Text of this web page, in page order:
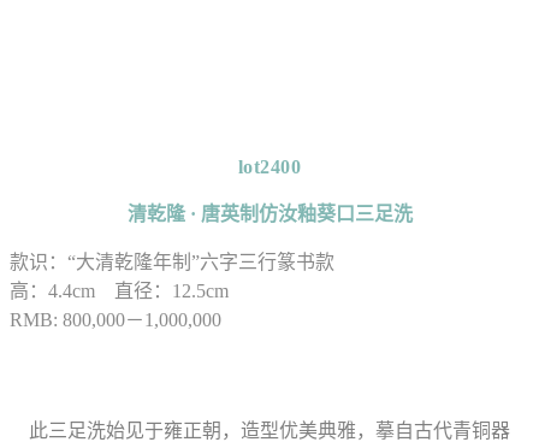
lot2400
清乾隆 · 唐英制仿汝釉葵口三足洗
款识：“大清乾隆年制”六字三行篆书款
高：4.4cm 直径：12.5cm
RMB: 800,000－1,000,000
此三足洗始见于雍正朝，造型优美典雅，摹自古代青铜器